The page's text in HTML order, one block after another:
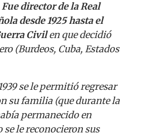
Fue director de la Real
desde 1925 hasta el
Civilen que decidió
(Burdeos, Cuba, Estados
se le permitió regresar
su familia (que durante la
permanecido en
se le reconocieron sus